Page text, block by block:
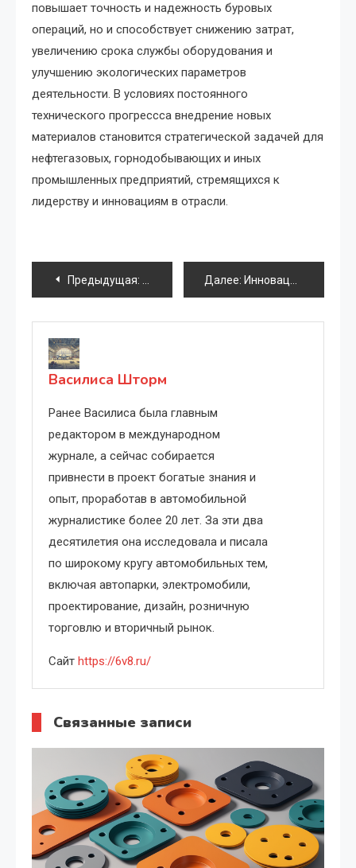
повышает точность и надежность буровых
операций, но и способствует снижению затрат,
увеличению срока службы оборудования и
улучшению экологических параметров
деятельности. В условиях постоянного
технического прогрессса внедрение новых
материалов становится стратегической задачей для
нефтегазовых, горнодобывающих и иных
промышленных предприятий, стремящихся к
лидерству и инновациям в отрасли.
Навигация
по
записям
Предыдущая: Инновационные материалы и
Далее: Инновационные материалы для повышения износостойкости тормозных компонентов тракторов.
Василиса Шторм
Ранее Василиса была главным
редактором в международном
журнале, а сейчас собирается
привнести в проект богатые знания и
опыт, проработав в автомобильной
журналистике более 20 лет. За эти два
десятилетия она исследовала и писала
по широкому кругу автомобильных тем,
включая автопарки, электромобили,
проектирование, дизайн, розничную
торговлю и вторичный рынок.
Сайт https://6v8.ru/
Связанные записи